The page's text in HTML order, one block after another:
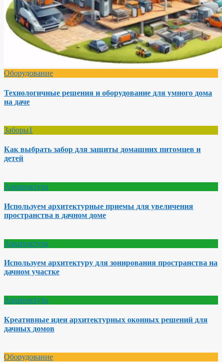
Оборудование
Технологичные решения и оборудование для умного дома
на даче
Заборы1
Как выбрать забор для защиты домашних питомцев и
детей
Архитектура
Используем архитектурные приемы для увеличения
пространства в дачном доме
Архитектура
Используем архитектуру для зонирования пространства на
дачном участке
Архитектура
Креативные идеи архитектурных оконных решений для
дачных домов
Оборудование